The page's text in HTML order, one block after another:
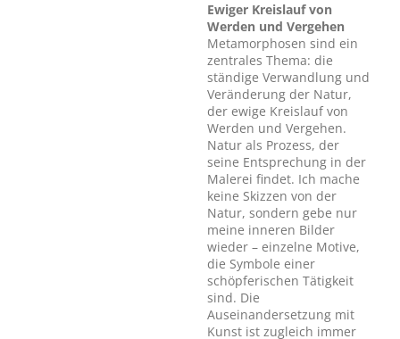
Ewiger Kreislauf von
Werden und Vergehen
Metamorphosen sind ein
zentrales Thema: die
ständige Verwandlung und
Veränderung der Natur,
der ewige Kreislauf von
Werden und Vergehen.
Natur als Prozess, der
seine Entsprechung in der
Malerei findet. Ich mache
keine Skizzen von der
Natur, sondern gebe nur
meine inneren Bilder
wieder – einzelne Motive,
die Symbole einer
schöpferischen Tätigkeit
sind. Die
Auseinandersetzung mit
Kunst ist zugleich immer